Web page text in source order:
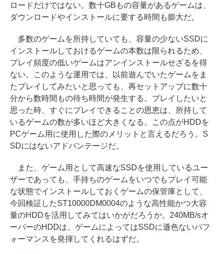
ロードだけではない。数十GBもの容量があるゲームは、
ダウンロードやインストールに要する時間も膨大だ。
多数のゲームを所持していても、容量の少ないSSDに
インストールしておけるゲームの本数は限られるため、
プレイ頻度の低いゲームはアンインストールせざるを得
ない。このような運用では、以前遊んでいたゲームをま
たプレイしてみたいと思っても、再セットアップに数十
分から数時間もの待ち時間が発生する。プレイしたいと
思った時、すぐにプレイできることの恩恵は、所持して
いるゲームの数が多いほど大きくなる。この点がHDDを
PCゲーム用に使用した際のメリットと言えるだろう。S
SDにはないアドバンテージだ。
また、ゲーム用として高速なSSDを使用しているユー
ザーであっても、手持ちのゲームをいつでもプレイ可能
な状態でインストールしておくゲームの保管庫として、
今回検証したST10000DM0004のような高性能かつ大容
量のHDDを活用してみてはいかがだろうか。240MB/sオ
ーバーのHDDは、ゲームによってはSSDに遜色ないパフ
ォーマンスを発揮してくれるはずだ。